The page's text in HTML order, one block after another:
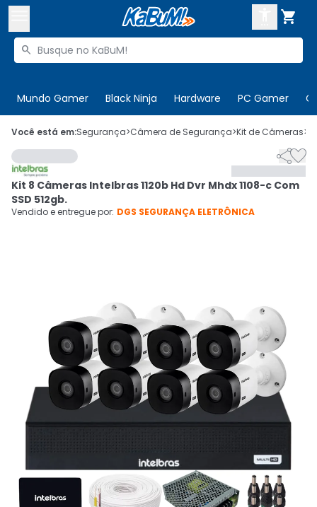

Buscar produtos

Mundo Gamer Black Ninja Hardware PC Gamer
 Olá. Acesse sua conta
 Departamentos
Cupons
CADASTRE-SE
Você está em:Segurança>Câmera de Segurança>Kit de Câmeras>

Kit 8 Câmeras Intelbras 1120b Hd Dvr Mhdx 1108-c Com
SSD 512gb.
Vendido e entregue por: DGS SEGURANÇA ELETRÔNICA